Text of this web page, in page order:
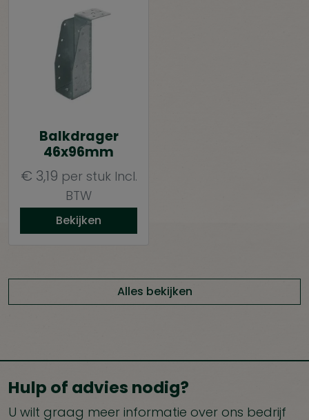
Balkdrager
46x96mm
€ 3,19 per stuk Incl.
BTW
Bekijken
Alles bekijken
Hulp of advies nodig?
U wilt graag meer informatie over ons bedrijf